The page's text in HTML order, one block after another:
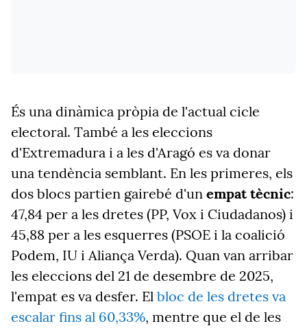
És una dinàmica pròpia de l'actual cicle
electoral. També a les eleccions
d'Extremadura i a les d'Aragó es va donar
una tendència semblant. En les primeres, els
dos blocs partien gairebé d'un empat tècnic:
47,84 per a les dretes (PP, Vox i Ciudadanos) i
45,88 per a les esquerres (PSOE i la coalició
Podem, IU i Aliança Verda). Quan van arribar
les eleccions del 21 de desembre de 2025,
l'empat es va desfer. El bloc de les dretes va
escalar fins al 60,33%, mentre que el de les